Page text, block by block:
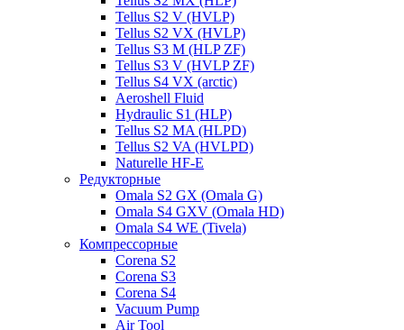
Tellus S2 V (HVLP)
Tellus S2 VX (HVLP)
Tellus S3 M (HLP ZF)
Tellus S3 V (HVLP ZF)
Tellus S4 VX (arctic)
Aeroshell Fluid
Hydraulic S1 (HLP)
Tellus S2 MA (HLPD)
Tellus S2 VA (HVLPD)
Naturelle HF-E
Редукторные
Omala S2 GX (Omala G)
Omala S4 GXV (Omala HD)
Omala S4 WE (Tivela)
Компрессорные
Corena S2
Corena S3
Corena S4
Vacuum Pump
Air Tool